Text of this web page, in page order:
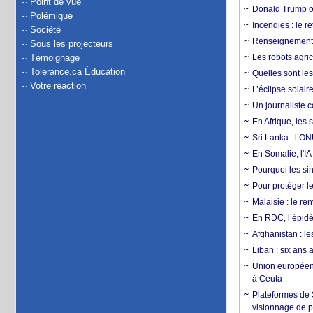
Polémique
Société
Sous les projecteurs
Témoignage
Tolerance.ca Éducation
Votre réaction
Donald Trump
Incendies : le
Les robots
Quelles sont
L’éclipse
Un journaliste
En Afrique, les
Sri Lanka :
En Somalie,
Pourquoi les
Pour protéger
Malaisie : le
En RDC,
Afghanistan :
Liban : six ans
Union
à Ceuta
Plateformes
visionnage de